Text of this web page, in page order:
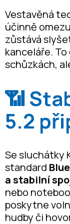
Vestavěná
účinně
zůstává
kanceláře.
schůzkách,
📶
5.2
Se sluchátky
standard
a stabilní
nebo
poskytne
hudby či